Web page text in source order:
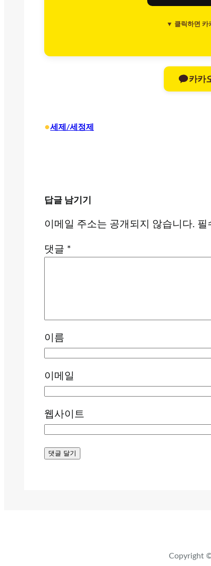
▼ 클릭하면 카
카카
•세제/세정제
답글 남기기
이메일 주소는 공개되지 않습니다. 필
댓글 *
이름
이메일
웹사이트
Copyright